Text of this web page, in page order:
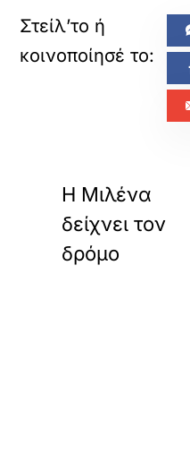
Η Μιλένα
δείχνει τον
δρόμο